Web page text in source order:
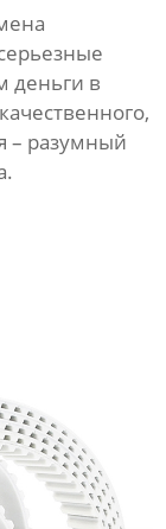
деньги в
– разумный